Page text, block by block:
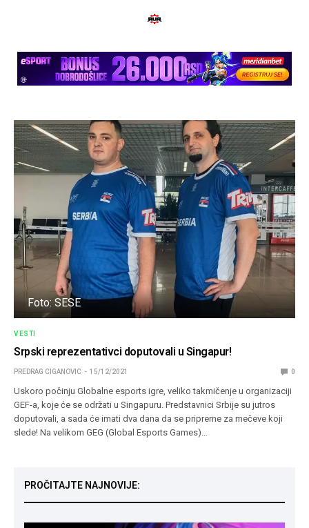
Foto: SESE
VESTI
Srpski reprezentativci doputovali u Singapur!
PREDRAG CIGANOVIC 15/12/2021 0
Uskoro počinju Globalne esports igre, veliko takmičenje u organizaciji
GEF-a, koje će se održati u Singapuru. Predstavnici Srbije su jutros
doputovali, a sada će imati dva dana da se pripreme za mečeve koji
slede! Na velikom GEG (Global Esports Games)…
PROČITAJTE NAJNOVIJE: